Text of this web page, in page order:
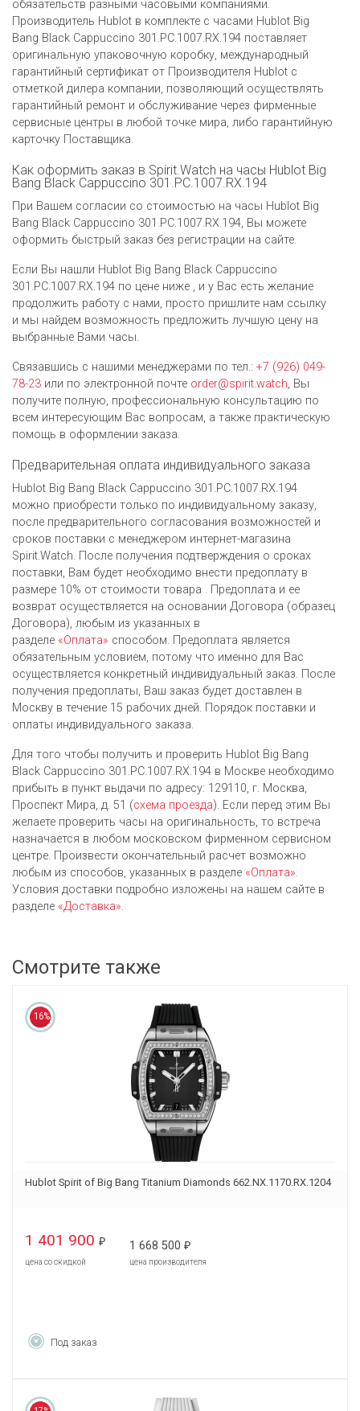
обязательств разными часовыми компаниями.
Производитель Hublot в комплекте с часами Hublot Big
Bang Black Cappuccino 301.PC.1007.RX.194 поставляет
оригинальную упаковочную коробку, международный
гарантийный сертификат от Производителя Hublot c
отметкой дилера компании, позволяющий осуществлять
гарантийный ремонт и обслуживание через фирменные
сервисные центры в любой точке мира, либо гарантийную
карточку Поставщика.
Как оформить заказ в Spirit.Watch на часы Hublot Big
Bang Black Cappuccino 301.PC.1007.RX.194
При Вашем согласии со стоимостью на часы Hublot Big
Bang Black Cappuccino 301.PC.1007.RX.194, Вы можете
оформить быстрый заказ без регистрации на сайте.
Если Вы нашли Hublot Big Bang Black Cappuccino
301.PC.1007.RX.194 по цене ниже , и у Вас есть желание
продолжить работу с нами, просто пришлите нам ссылку
и мы найдем возможность предложить лучшую цену на
выбранные Вами часы.
Связавшись с нашими менеджерами по тел.: +7 (926) 049-
78-23 или по электронной почте order@spirit.watch, Вы
получите полную, профессиональную консультацию по
всем интересующим Вас вопросам, а также практическую
помощь в оформлении заказа.
Предварительная оплата индивидуального заказа
Hublot Big Bang Black Cappuccino 301.PC.1007.RX.194
можно приобрести только по индивидуальному заказу,
после предварительного согласования возможностей и
сроков поставки с менеджером интернет-магазина
Spirit.Watch. После получения подтверждения о сроках
поставки, Вам будет необходимо внести предоплату в
размере 10% от стоимости товара . Предоплата и ее
возврат осуществляется на основании Договора (образец
Договора), любым из указанных в
разделе «Оплата» способом. Предоплата является
обязательным условием, потому что именно для Вас
осуществляется конкретный индивидуальный заказ. После
получения предоплаты, Ваш заказ будет доставлен в
Москву в течение 15 рабочих дней. Порядок поставки и
оплаты индивидуального заказа.
Для того чтобы получить и проверить Hublot Big Bang
Black Cappuccino 301.PC.1007.RX.194 в Москве необходимо
прибыть в пункт выдачи по адресу: 129110, г. Москва,
Проспект Мира, д. 51 (схема проезда). Если перед этим Вы
желаете проверить часы на оригинальность, то встреча
назначается в любом московском фирменном сервисном
центре. Произвести окончательный расчет возможно
любым из cпособов, указанных в разделе «Оплата».
Условия доставки подробно изложены на нашем сайте в
разделе «Доставка».
Смотрите также
16%
Hublot Spirit of Big Bang Titanium Diamonds 662.NX.1170.RX.1204
1 401 900 ₽
цена со скидкой
1 668 500 ₽
цена производителя
Под заказ